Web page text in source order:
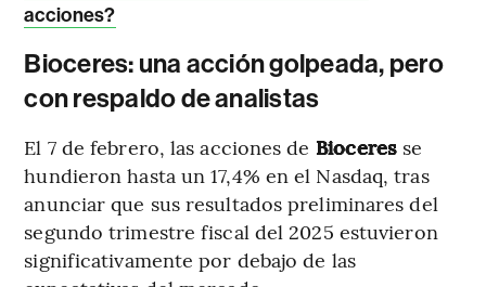
acciones?
Bioceres: una acción golpeada, pero
con respaldo de analistas
El 7 de febrero, las acciones de Bioceres se
hundieron hasta un 17,4% en el Nasdaq, tras
anunciar que sus resultados preliminares del
segundo trimestre fiscal del 2025 estuvieron
significativamente por debajo de las